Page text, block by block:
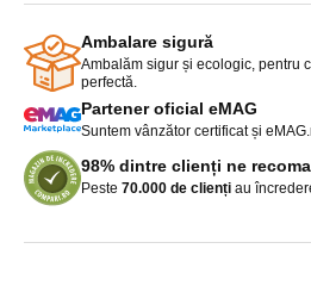
Ambalare sigură
Ambalăm sigur și ecologic, pentru
perfectă.
Partener oficial eMAG
Suntem vânzător certificat și
98% dintre clienți ne
Peste 70.000 de clienți au